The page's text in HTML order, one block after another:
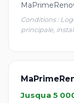
Conditions :
principale,
Jusqua 5